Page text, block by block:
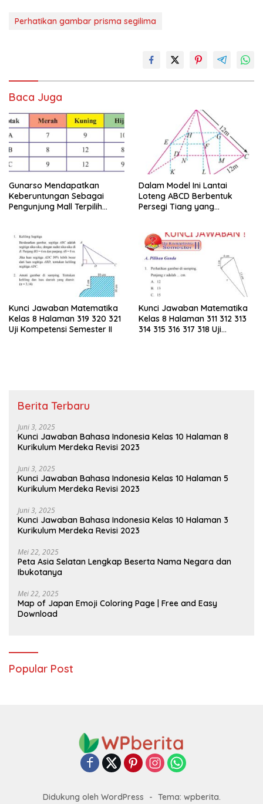
Perhatikan gambar prisma segilima
Baca Juga
Gunarso Mendapatkan
Keberuntungan Sebagai
Pengunjung Mall Terpilih
Dalam Model Ini Lantai
Loteng ABCD Berbentuk
Persegi Tiang yang
Kunci Jawaban Matematika
Kelas 8 Halaman 319 320 321
Uji Kompetensi Semester II
Kunci Jawaban Matematika
Kelas 8 Halaman 311 312 313
314 315 316 317 318 Uji
Berita Terbaru
Juni 3, 2025
Kunci Jawaban Bahasa Indonesia Kelas 10 Halaman 8
Kurikulum Merdeka Revisi 2023
Juni 3, 2025
Kunci Jawaban Bahasa Indonesia Kelas 10 Halaman 5
Kurikulum Merdeka Revisi 2023
Juni 3, 2025
Kunci Jawaban Bahasa Indonesia Kelas 10 Halaman 3
Kurikulum Merdeka Revisi 2023
Mei 22, 2025
Peta Asia Selatan Lengkap Beserta Nama Negara dan
Ibukotanya
Mei 22, 2025
Map of Japan Emoji Coloring Page | Free and Easy
Download
Popular Post
Didukung oleh WordPress - Tema: wpberita.